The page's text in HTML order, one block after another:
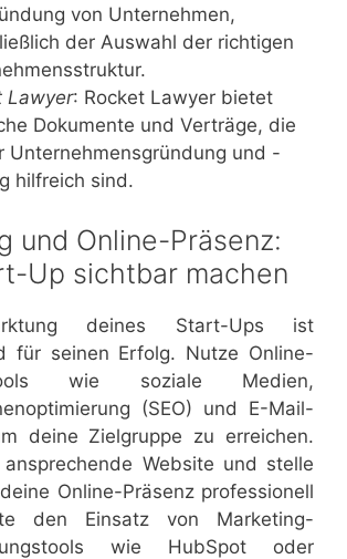
von Unternehmen,
der Auswahl der richtigen
Lawyer: Rocket Lawyer bietet
Dokumente und Verträge, die
Unternehmensgründung und -
hilfreich sind.
und Online-Präsenz:
Up sichtbar machen
deines Start-Ups ist
für seinen Erfolg. Nutze Online-
Tools wie soziale Medien,
(SEO) und E-Mail-
deine Zielgruppe zu erreichen.
Website und stelle
Online-Präsenz professionell
den Einsatz von Marketing-
wie HubSpot oder